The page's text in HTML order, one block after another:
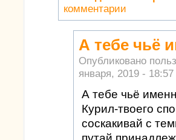
комментарии
А тебе чьё
Опубликовано
января, 2019 - 18:57
А тебе чьё
Курил-твоего
соскакивай с